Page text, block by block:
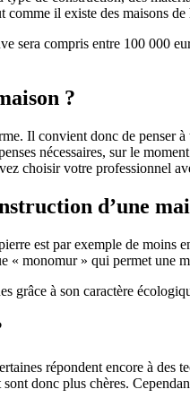
il existe des maisons
sera compris entre 100 000
?
Il convient donc de
nécessaires, sur le
choisir votre professionnel
d’une
est par exemple de
« monomur » qui permet une
grâce à son caractère
répondent encore à
donc plus chères.